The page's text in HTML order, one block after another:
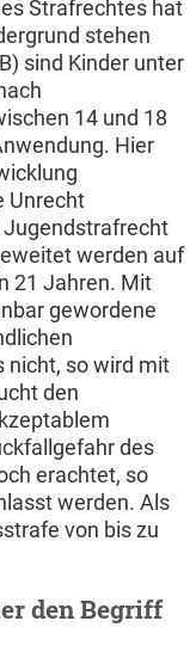
Strafrechtes hat
stehen
sind Kinder unter
14 und 18
Hier
Unrecht
Jugendstrafrecht
werden auf
21 Jahren. Mit
gewordene
nicht, so wird mit
den
des
erachtet, so
werden. Als
von bis zu
den Begriff